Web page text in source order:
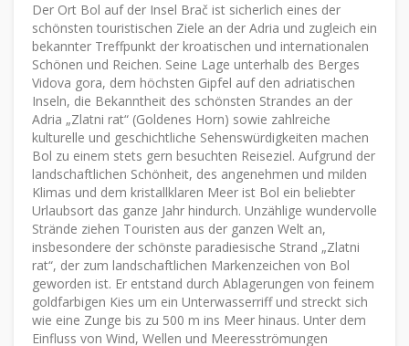
Der Ort Bol auf der Insel Brač ist sicherlich eines der
schönsten touristischen Ziele an der Adria und zugleich ein
bekannter Treffpunkt der kroatischen und internationalen
Schönen und Reichen. Seine Lage unterhalb des Berges
Vidova gora, dem höchsten Gipfel auf den adriatischen
Inseln, die Bekanntheit des schönsten Strandes an der
Adria „Zlatni rat“ (Goldenes Horn) sowie zahlreiche
kulturelle und geschichtliche Sehenswürdigkeiten machen
Bol zu einem stets gern besuchten Reiseziel. Aufgrund der
landschaftlichen Schönheit, des angenehmen und milden
Klimas und dem kristallklaren Meer ist Bol ein beliebter
Urlaubsort das ganze Jahr hindurch. Unzählige wundervolle
Strände ziehen Touristen aus der ganzen Welt an,
insbesondere der schönste paradiesische Strand „Zlatni
rat“, der zum landschaftlichen Markenzeichen von Bol
geworden ist. Er entstand durch Ablagerungen von feinem
goldfarbigen Kies um ein Unterwasserriff und streckt sich
wie eine Zunge bis zu 500 m ins Meer hinaus. Unter dem
Einfluss von Wind, Wellen und Meeresströmungen